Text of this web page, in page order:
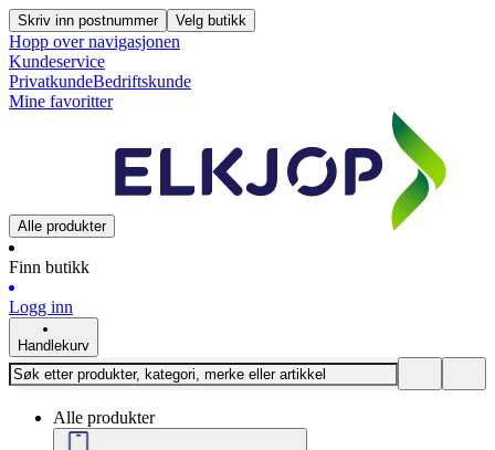
Skriv inn postnummer Velg butikk
Hopp over navigasjonen
Kundeservice
PrivatkundeBedriftskunde
Mine favoritter
Alle produkter
Finn butikk
Logg inn
Handlekurv
Alle produkter